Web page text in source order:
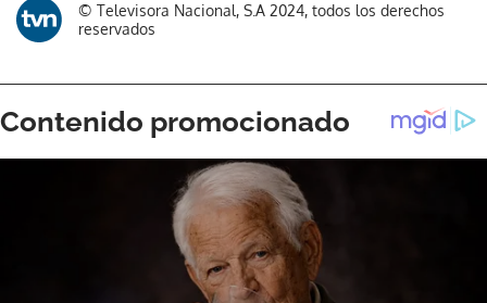
© Televisora Nacional, S.A 2024, todos los derechos
reservados